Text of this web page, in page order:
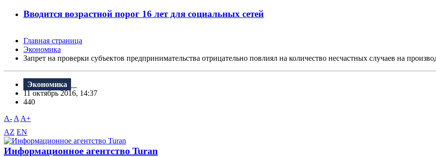
Вводится возрастной порог 16 лет для социальных сетей
Главная страница
Экономика
Запрет на проверки субъектов предпринимательства отрицательно повлиял на количество несчастных случаев на
Экономика
11 октябрь 2016, 14:37
440
A- A A+
AZ EN
Информационное агентство Turan